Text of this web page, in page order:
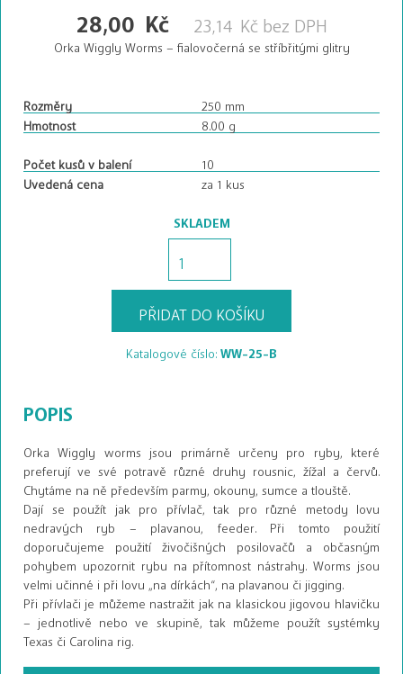
28,00 Kč 23,14 Kč bez DPH
Orka Wiggly Worms – fialovočerná se stříbřitými glitry
Rozměry 250 mm
Hmotnost 8.00 g
Počet kusů v balení 10
Uvedená cena za 1 kus
SKLADEM
B
PŘIDAT DO KOŠÍKU
Katalogové číslo: WW-25-B
POPIS
Orka Wiggly worms jsou primárně určeny pro ryby, které
preferují ve své potravě různé druhy rousnic, žížal a červů.
Chytáme na ně především parmy, okouny, sumce a tlouště.
Dají se použít jak pro přívlač, tak pro různé metody lovu
nedravých ryb – plavanou, feeder. Při tomto použití
doporučujeme použití živočišných posilovačů a občasným
pohybem upozornit rybu na přítomnost nástrahy. Worms jsou
velmi učinné i při lovu „na dírkách“, na plavanou či jigging.
Při přívlači je můžeme nastražit jak na klasickou jigovou hlavičku
– jednotlivě nebo ve skupině, tak můžeme použít systémky
Texas či Carolina rig.